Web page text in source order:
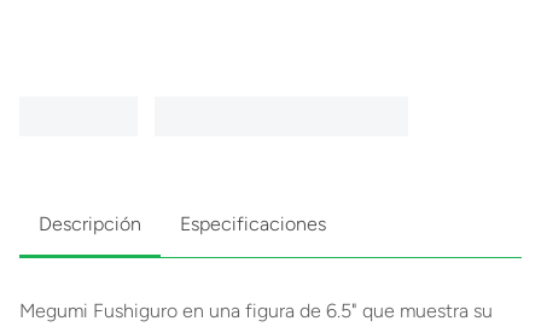
Descripción Especificaciones
Megumi Fushiguro en una figura de 6.5" que muestra su